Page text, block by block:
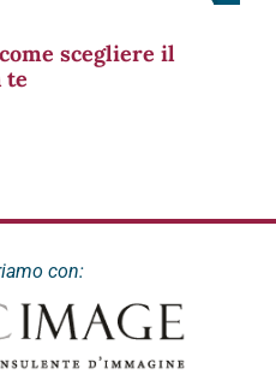
scegliere il
te
con: